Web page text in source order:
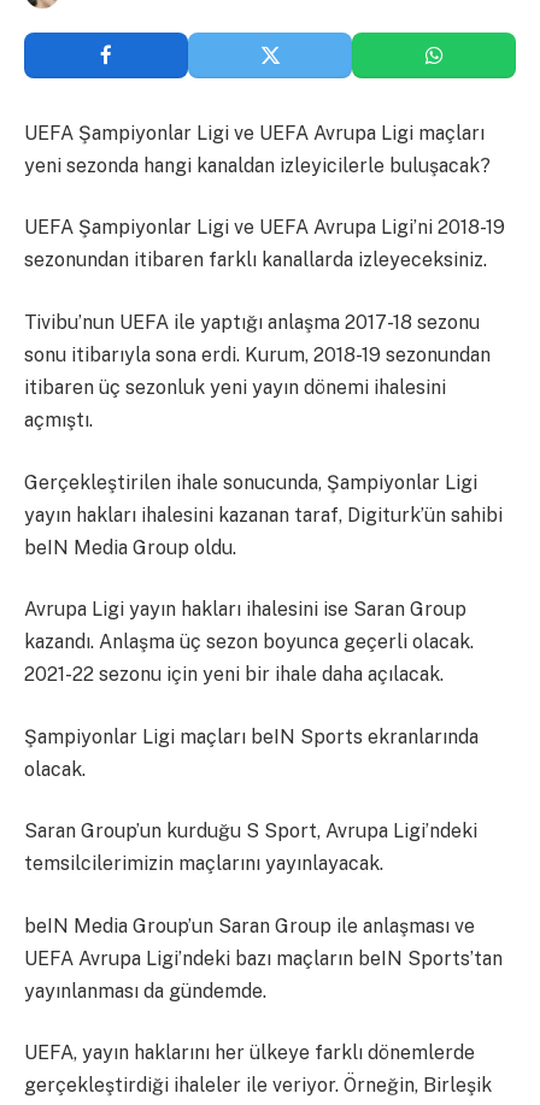
UEFA Şampiyonlar Ligi ve UEFA Avrupa Ligi maçları
yeni sezonda hangi kanaldan izleyicilerle buluşacak?
UEFA Şampiyonlar Ligi ve UEFA Avrupa Ligi’ni 2018-19
sezonundan itibaren farklı kanallarda izleyeceksiniz.
Tivibu’nun UEFA ile yaptığı anlaşma 2017-18 sezonu
sonu itibarıyla sona erdi. Kurum, 2018-19 sezonundan
itibaren üç sezonluk yeni yayın dönemi ihalesini
açmıştı.
Gerçekleştirilen ihale sonucunda, Şampiyonlar Ligi
yayın hakları ihalesini kazanan taraf, Digiturk’ün sahibi
beIN Media Group oldu.
Avrupa Ligi yayın hakları ihalesini ise Saran Group
kazandı. Anlaşma üç sezon boyunca geçerli olacak.
2021-22 sezonu için yeni bir ihale daha açılacak.
Şampiyonlar Ligi maçları beIN Sports ekranlarında
olacak.
Saran Group’un kurduğu S Sport, Avrupa Ligi’ndeki
temsilcilerimizin maçlarını yayınlayacak.
beIN Media Group’un Saran Group ile anlaşması ve
UEFA Avrupa Ligi’ndeki bazı maçların beIN Sports’tan
yayınlanması da gündemde.
UEFA, yayın haklarını her ülkeye farklı dönemlerde
gerçekleştirdiği ihaleler ile veriyor. Örneğin, Birleşik